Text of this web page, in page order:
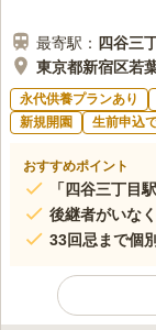
最寄駅： 四谷三
東京都新宿区若
永代供養プランあり
新規開園
生前申込
おすすめポイント
「四谷三丁目
後継者がいな
33回忌まで個